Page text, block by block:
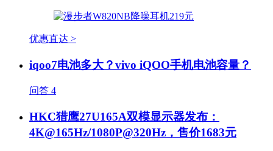
优惠直达 >
iqoo7电池多大？vivo iQOO手机电池容量？
问答 4
HKC猎鹰27U165A双模显示器发布：
4K@165Hz/1080P@320Hz，售价1683元